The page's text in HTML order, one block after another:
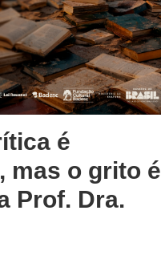
é
mas o grito é
Prof. Dra.